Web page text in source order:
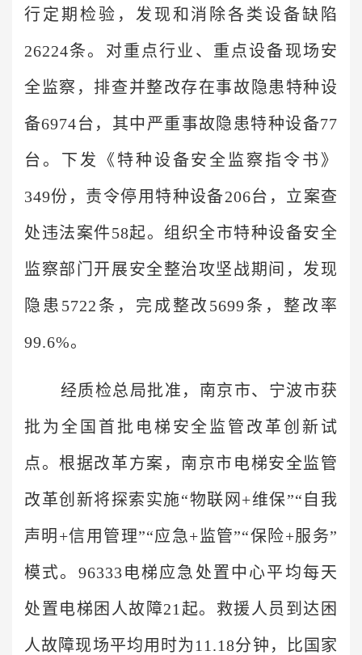
行定期检验，发现和消除各类设备缺陷
26224条。对重点行业、重点设备现场安
全监察，排查并整改存在事故隐患特种设
备6974台，其中严重事故隐患特种设备77
台。下发《特种设备安全监察指令书》
349份，责令停用特种设备206台，立案查
处违法案件58起。组织全市特种设备安全
监察部门开展安全整治攻坚战期间，发现
隐患5722条，完成整改5699条，整改率
99.6%。
经质检总局批准，南京市、宁波市获
批为全国首批电梯安全监管改革创新试
点。根据改革方案，南京市电梯安全监管
改革创新将探索实施“物联网+维保”“自我
声明+信用管理”“应急+监管”“保险+服务”
模式。96333电梯应急处置中心平均每天
处置电梯困人故障21起。救援人员到达困
人故障现场平均用时为11.18分钟，比国家